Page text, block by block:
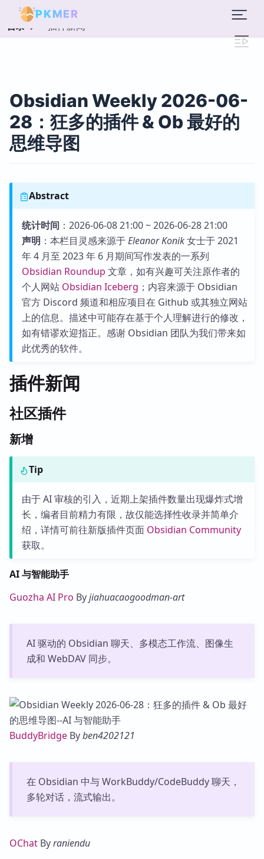
PKMER
目录 插件新闻
Obsidian Weekly 2026-06-
28：狂多的插件 & Ob 最好的
思维导图
Abstract
统计时间 ：2026-06-08 21:00 ~ 2026-06-28 21:00
声明 ：本栏目灵感来源于Eleanor Konik女士于 2021
年 4 月至 2023 年 6 月期间写作发表的一系列
Obsidian Roundup 文章，如有兴趣可关注原作者的
个人网站 Obsidian Iceberg ；内容来源于 Obsidian
官方 Discord 频道和相应项目在 Github 或其独立网站
上的信息。描述中可能存在基于个人理解进行的修改，
如有错谬欢迎指正。感谢 Obsidian 团队为我们带来如
此优秀的软件。
插件新闻
社区插件
新增
Tip
由于 AI 审核的引入，近期上架插件数量出现爆炸式增
长，编者目前精力有限，故仅能选择性收录并简单介
绍，详情可前往新版插件页面 Obsidian Community
获取。
AI 与智能助手
Guozha AI Pro Byjiahuacaogoodman-art
AI 驱动的 Obsidian 聊天、多模态工作流、图像生
成和 WebDAV 同步。
BuddyBridge Byben4202121
在 Obsidian 中与 WorkBuddy/CodeBuddy 聊天，
多轮对话，流式输出。
OChat Byraniendu